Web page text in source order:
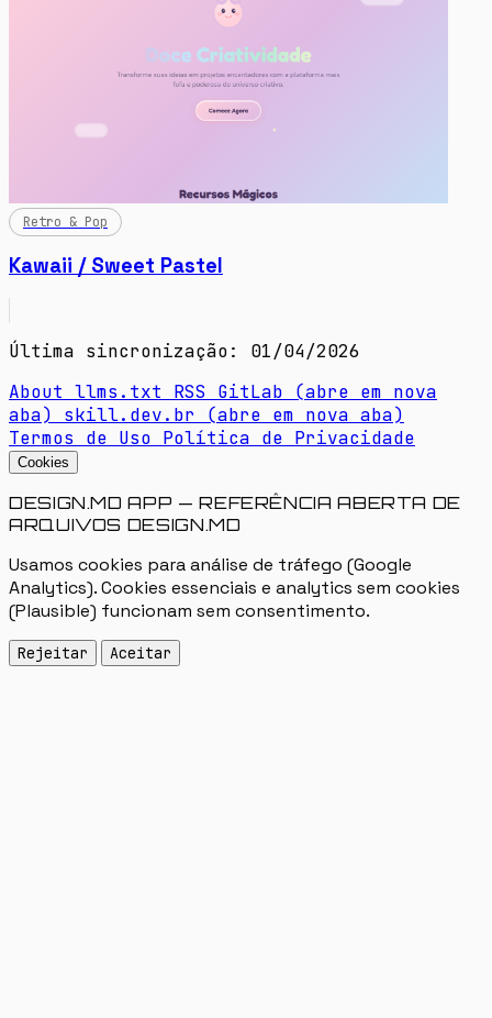
Retro & Pop
Kawaii / Sweet Pastel
Última sincronização: 01/04/2026
About llms.txt RSS GitLab (abre em nova
aba)
skill.dev.br (abre em nova aba)
Termos de Uso Política de Privacidade
Cookies
DESIGN.MD APP — REFERÊNCIA ABERTA DE
ARQUIVOS DESIGN.MD
Usamos cookies para análise de tráfego (Google
Analytics). Cookies essenciais e analytics sem cookies
(Plausible) funcionam sem consentimento.
Rejeitar Aceitar